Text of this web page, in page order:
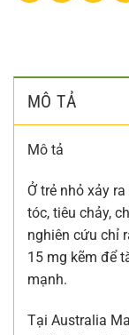
MÔ TẢ
Mô tả
Ở trẻ nhỏ xảy
tóc, tiêu chảy,
nghiên cứu chỉ
15 mg kẽm để
mạnh.
Tại Australia